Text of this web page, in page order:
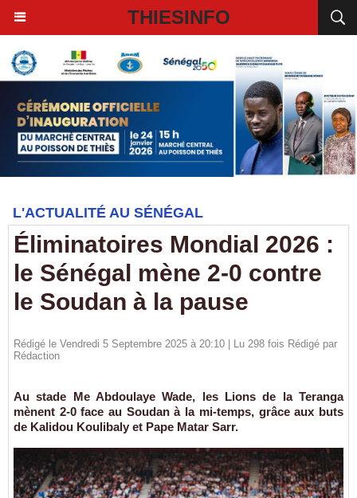
THIESINFO
L'ACTUALITÉ AU SÉNÉGAL
Éliminatoires Mondial 2026 :
le Sénégal mène 2-0 contre
le Soudan à la pause
Rédigé le Vendredi 5 Septembre 2025 à 20:10 | Lu 298 fois Rédigé par
Rédaction
Au stade Me Abdoulaye Wade, les Lions de la Teranga
mènent 2-0 face au Soudan à la mi-temps, grâce aux buts
de Kalidou Koulibaly et Pape Matar Sarr.